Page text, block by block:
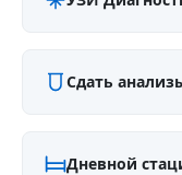
Сдать
Дневной